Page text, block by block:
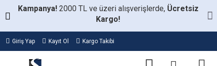
Kampanya! 2000 TL ve üzeri alışverişlerde, Ücretsiz
Kargo!
Giriş Yap Kayıt Ol Kargo Takibi